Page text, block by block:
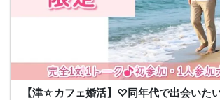
【津☆カフェ婚活】♡同年代で出会いた